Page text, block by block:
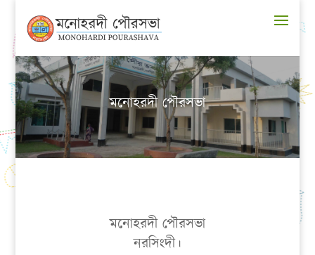
মনোহরদী পৌরসভা
মনোহরদী পৌরসভা
নরসিংদী।